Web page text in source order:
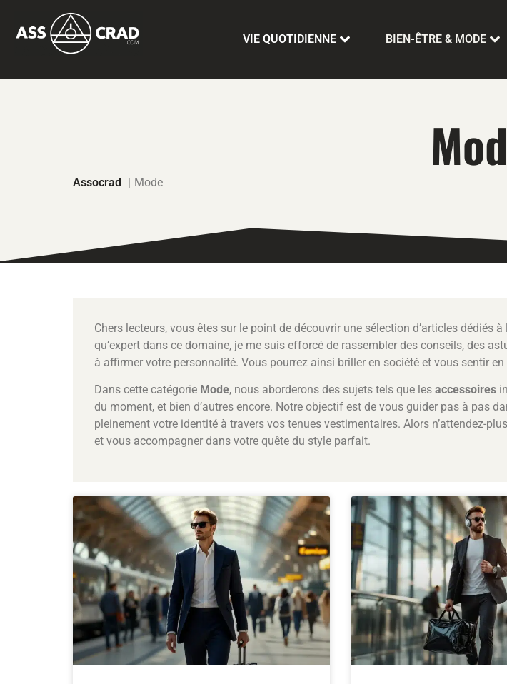
VIE QUOTIDIENNE BIEN-ÊTRE & MODE
Assocrad Mode
Chers lecteurs, vous êtes sur le point de découvrir une sélection d’articles dédiés à
qu’expert dans ce domaine, je me suis efforcé de rassembler des conseils, des
à affirmer votre personnalité. Vous pourrez ainsi briller en société et vous sentir
Dans cette catégorie Mode, nous aborderons des sujets tels que les accessoires
du moment, et bien d’autres encore. Notre objectif est de vous guider pas à pas
pleinement votre identité à travers vos tenues vestimentaires. Alors n’attendez-
et vous accompagner dans votre quête du style parfait.